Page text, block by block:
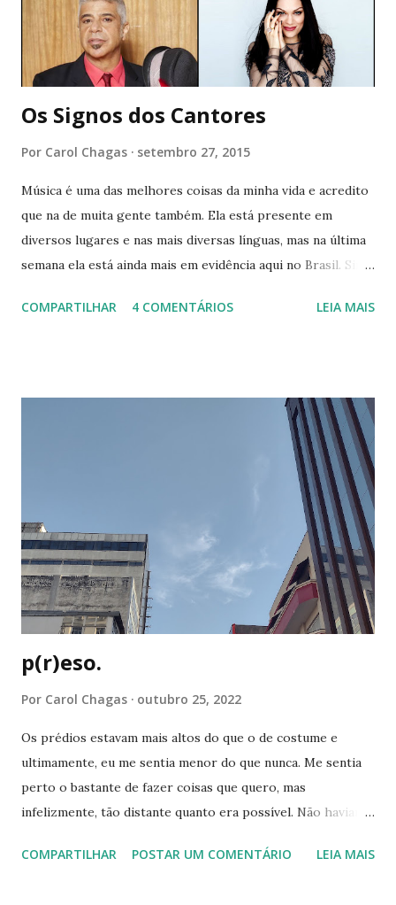
apartamento nº 8. E a segunda é de que, o canal onde o
programa foi exibido pela primeira vez no Méx...
Os Signos dos Cantores
Por Carol Chagas setembro 27, 2015
Música é uma das melhores coisas da minha vida e acredito
que na de muita gente também. Ela está presente em
diversos lugares e nas mais diversas línguas, mas na última
semana ela está ainda mais em evidência aqui no Brasil. Sim,
decidi fazer um post sobre os cantores, mas de um jeitinho
procurar o aniversário dos cantores, resolvi reunir muitos
deles em um post :) Lembrando que podem existir
diferenças nos perfis que eu descrevi, dependendo do
ascendente e da posição das casas , okay? Agora vai lá, ler :P
Áries Os arianos são conhecidos por iniciar, colocar em
prática coisas que ainda não foram realizadas. E que, por
esse motivo, sempre são lembrados por seus feitos. Áries
é o tempo de começos e isso fica ainda mais evidente a...
COMPARTILHAR 4 COMENTÁRIOS LEIA MAIS
p(r)eso.
Por Carol Chagas outubro 25, 2022
Os prédios estavam mais altos do que o de costume e
ultimamente, eu me sentia menor do que nunca. Me sentia
perto o bastante de fazer coisas que quero, mas
infelizmente, tão distante quanto era possível. Não haviam
eu me sentia presa e predadora do que quer que estivesse
COMPARTILHAR POSTAR UM COMENTÁRIO LEIA MAIS